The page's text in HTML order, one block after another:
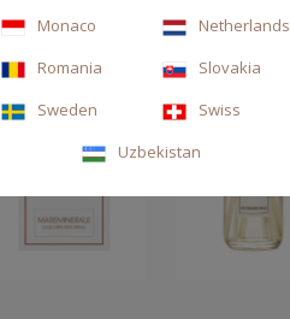
Monaco Netherlands
Romania Slovakia
Sweden Swiss
Uzbekistan